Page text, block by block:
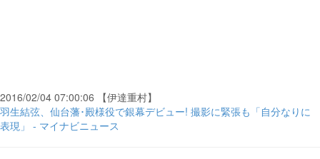
2016/02/04 07:00:06 【伊達重村】
羽生結弦、仙台藩･殿様役で銀幕デビュー! 撮影に緊張も「自分なりに
表現」 - マイナビニュース